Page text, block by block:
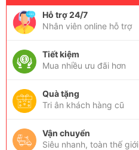
Hỗ trợ 24/7
Nhân viên online hỗ trợ
Tiết kiệm
Mua nhiều ưu đãi hơn
Quà tặng
Tri ân khách hàng cũ
Vận chuyển
Siêu nhanh, toàn thế giới